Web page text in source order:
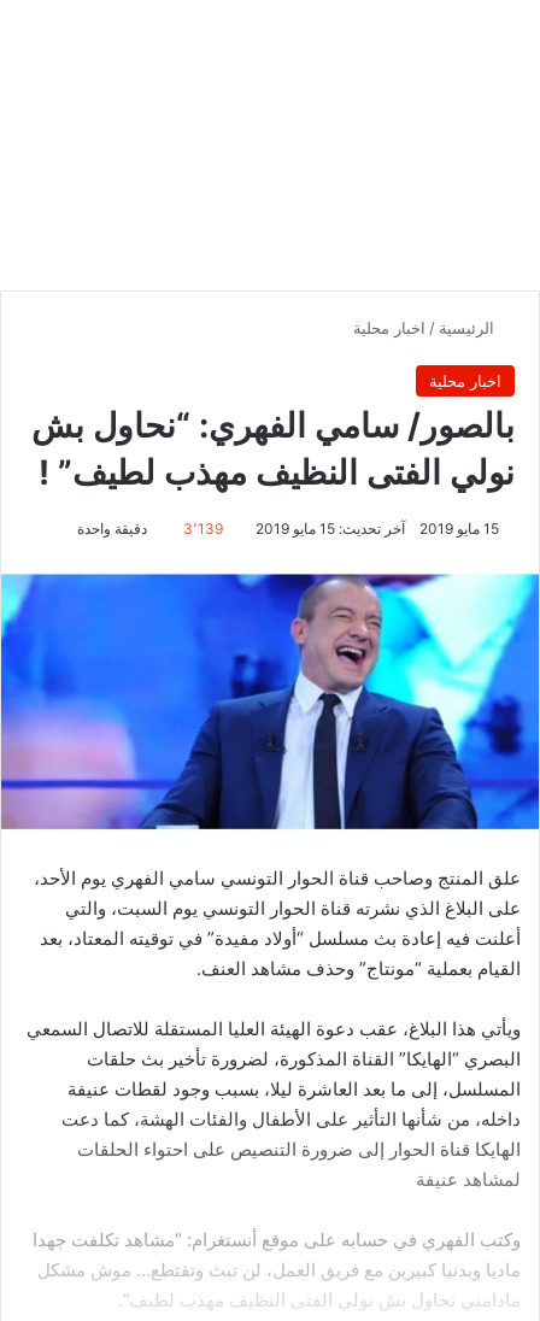
الرئيسية / اخبار محلية
اخبار محلية
بالصور/ سامي الفهري: “نحاول بش
نولي الفتى النظيف مهذب لطيف” !
15 مايو 2019 آخر تحديث: 15 مايو 2019 3٬139 دقيقة واحدة
علق المنتج وصاحب قناة الحوار التونسي سامي الفهري يوم الأحد،
على البلاغ الذي نشرته قناة الحوار التونسي يوم السبت، والتي
أعلنت فيه إعادة بث مسلسل “أولاد مفيدة” في توقيته المعتاد، بعد
القيام بعملية “مونتاج” وحذف مشاهد العنف.
ويأتي هذا البلاغ، عقب دعوة الهيئة العليا المستقلة للاتصال السمعي
البصري “الهايكا” القناة المذكورة، لضرورة تأخير بث حلقات
المسلسل، إلى ما بعد العاشرة ليلا، بسبب وجود لقطات عنيفة
داخله، من شأنها التأثير على الأطفال والفئات الهشة، كما دعت
الهايكا قناة الحوار إلى ضرورة التنصيص على احتواء الحلقات
لمشاهد عنيفة
وكتب الفهري في حسابه على موقع أنستغرام: “مشاهد تكلفت جهدا
ماديا وبدنيا كبيرين مع فريق العمل، لن تبث وتقتطع… موش مشكل
مادامني نحاول بش نولي الفتى النظيف مهذب لطيف”.